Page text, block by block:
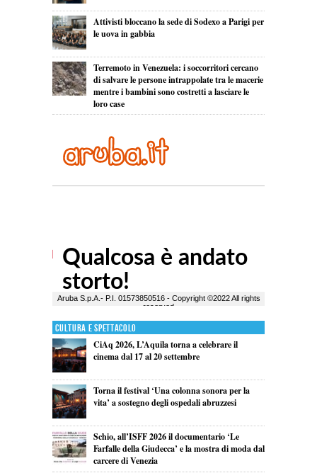
Attivisti bloccano la sede di Sodexo a Parigi per
le uova in gabbia
Terremoto in Venezuela: i soccorritori cercano
di salvare le persone intrappolate tra le macerie
mentre i bambini sono costretti a lasciare le
loro case
Cultura e Spettacolo
CiAq 2026, L’Aquila torna a celebrare il
cinema dal 17 al 20 settembre
Torna il festival ‘Una colonna sonora per la
vita’ a sostegno degli ospedali abruzzesi
Schio, all’ISFF 2026 il documentario ‘Le
Farfalle della Giudecca’ e la mostra di moda dal
carcere di Venezia